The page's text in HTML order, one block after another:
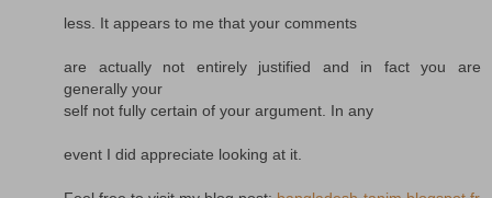
less. It appears to me that your comments
are actually not entirely justified and in fact you are
generally your
self not fully certain of your argument. In any
event I did appreciate looking at it.